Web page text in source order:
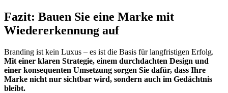
Fazit: Bauen Sie eine Marke mit
Wiedererkennung auf
Branding ist kein Luxus – es ist die Basis für langfristigen Erfolg.
Mit einer klaren Strategie, einem durchdachten Design und
einer konsequenten Umsetzung sorgen Sie dafür, dass Ihre
Marke nicht nur sichtbar wird, sondern auch im Gedächtnis
bleibt.